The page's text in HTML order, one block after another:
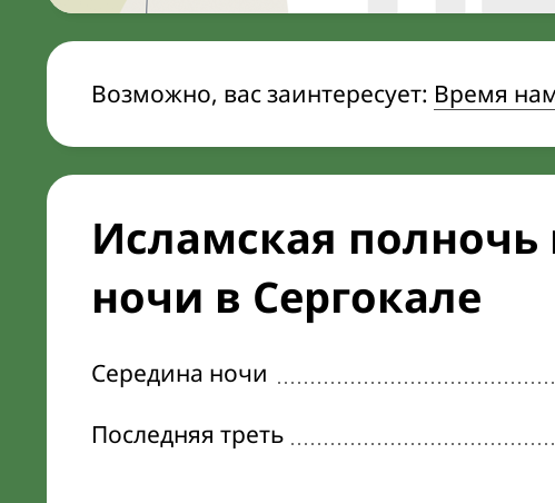
Возможно, вас заинтересует: Время
Исламская полночь
ночи в Сергокале
Середина ночи
Последняя треть